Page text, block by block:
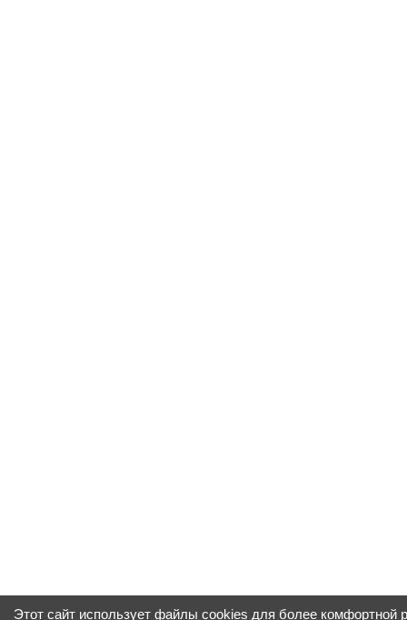
Этот сайт использует файлы cookies для более комфортной